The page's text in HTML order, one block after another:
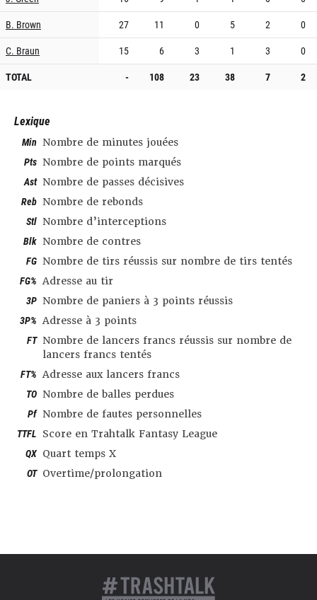
B. Brown
27 11 0 5 2
0
C. Braun
15 6 3 1 3
0
TOTAL
- 108 23 38 7 2
Lexique
Min Nombre de minutes jouées
Pts Nombre de points marqués
Ast Nombre de passes décisives
Reb Nombre de rebonds
Stl Nombre d’interceptions
Blk Nombre de contres
FG Nombre de tirs réussis sur nombre de tirs tentés
FG% Adresse au tir
3P Nombre de paniers à 3 points réussis
3P% Adresse à 3 points
FT Nombre de lancers francs réussis sur nombre de
lancers francs tentés
FT% Adresse aux lancers francs
TO Nombre de balles perdues
Pf Nombre de fautes personnelles
TTFL Score en Trahtalk Fantasy League
QX Quart temps X
OT Overtime/prolongation